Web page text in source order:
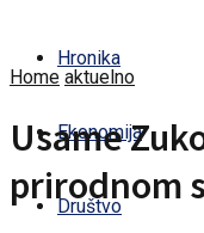
Hronika
Ekonomija
Društvo
Home aktuelno
Usame
prirodnom